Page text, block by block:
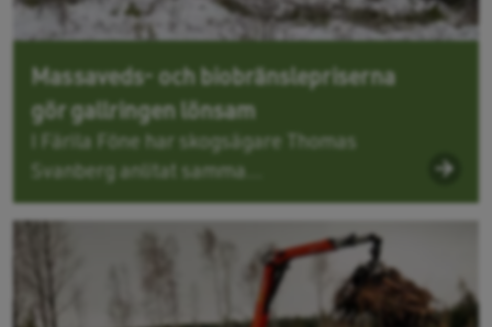
Massaveds- och biobränslepriserna
gör gallringen lönsam
I Färila Föne har skogsägare Thomas
Svanberg anlitat samma...